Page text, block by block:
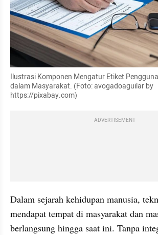
Ilustrasi Komponen Mengatur Etiket
dalam Masyarakat. (Foto: avogadoaguilar by
https://pixabay.com)
ADVERTISEMENT
Dalam sejarah kehidupan manusia,
mendapat tempat di masyarakat dan
berlangsung hingga saat ini. Tanpa